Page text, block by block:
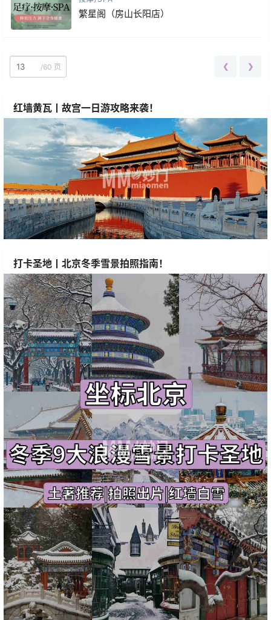
繁星阁（房山长阳店）
/60 页 ❮ ❯
红墙黄瓦丨故宫一日游攻略来袭！
打卡圣地丨北京冬季雪景拍照指南！